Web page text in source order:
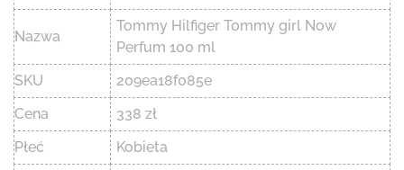
Nazwa
Tommy Hilfiger Tommy girl Now
Perfum 100 ml
SKU
209ea18f085e
Cena
338 zł
Płeć
Kobieta